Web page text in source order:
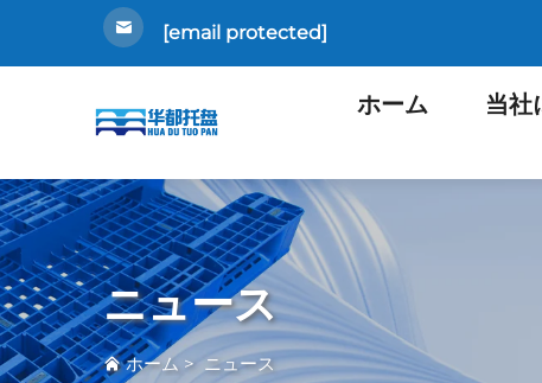
[email protected]
ホーム 当社
ニュース
ホーム >ニュース